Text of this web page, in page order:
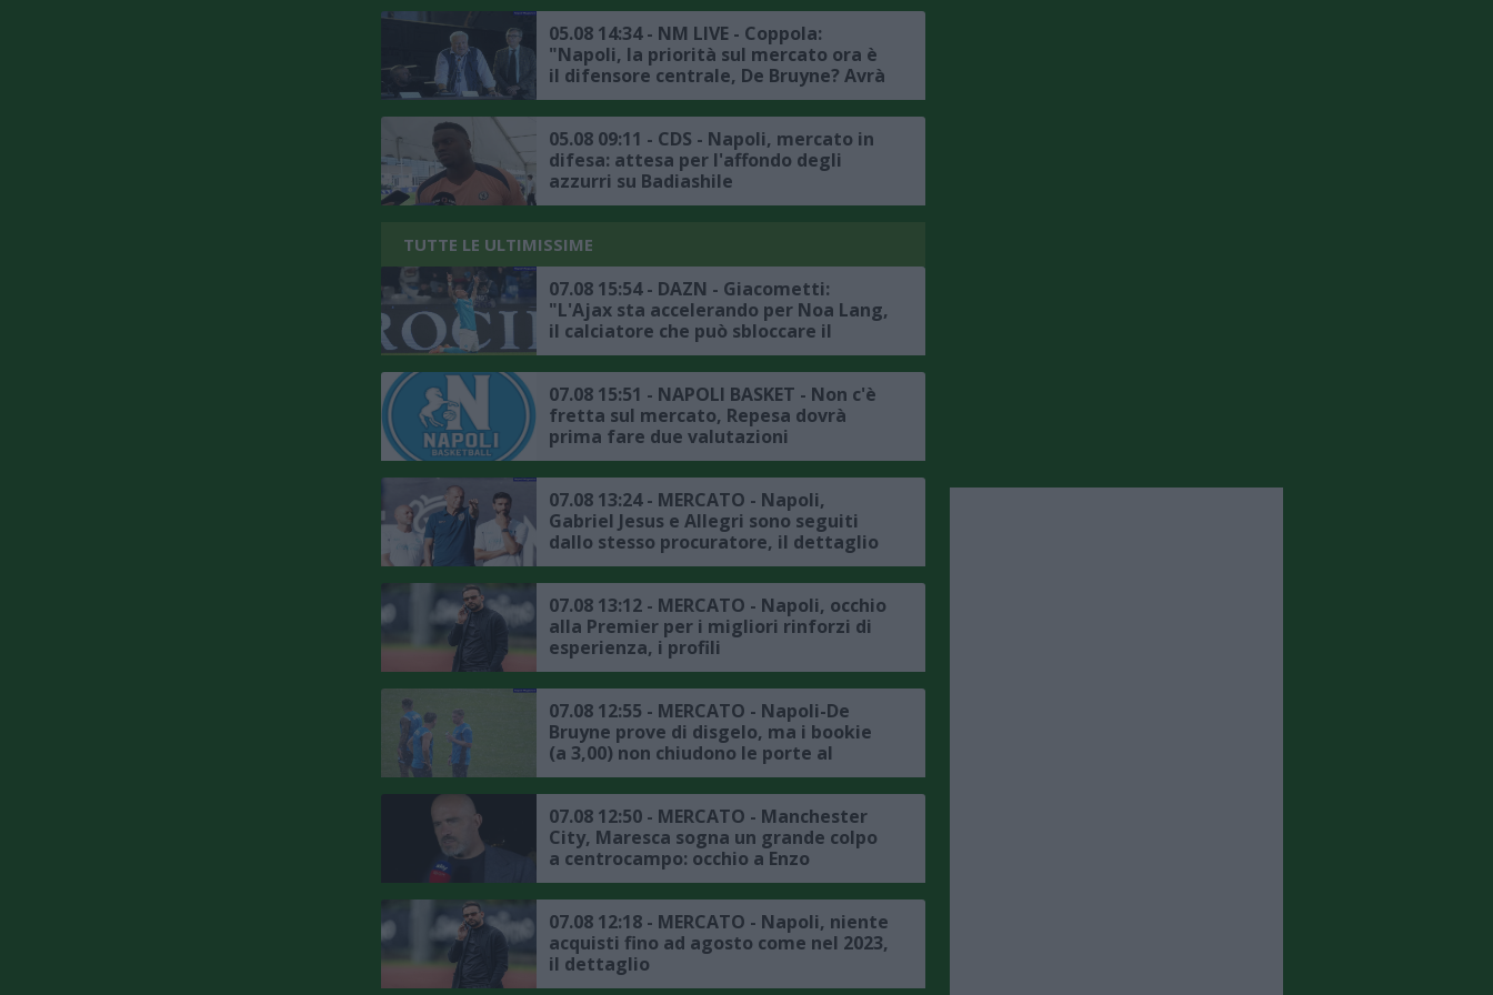
mercato"
05.08 14:34 - NM LIVE - Coppola:
"Napoli, la priorità sul mercato ora è
il difensore centrale, De Bruyne? Avrà
avuto delle rassicurazioni da Allegri"
05.08 09:11 - CDS - Napoli, mercato in
difesa: attesa per l'affondo degli
azzurri su Badiashile
TUTTE LE ULTIMISSIME
07.08 15:54 - DAZN - Giacometti:
"L'Ajax sta accelerando per Noa Lang,
il calciatore che può sbloccare il
mercato del Napoli è Lukaku"
07.08 15:51 - NAPOLI BASKET - Non c'è
fretta sul mercato, Repesa dovrà
prima fare due valutazioni
07.08 13:24 - MERCATO - Napoli,
Gabriel Jesus e Allegri sono seguiti
dallo stesso procuratore, il dettaglio
07.08 13:12 - MERCATO - Napoli, occhio
alla Premier per i migliori rinforzi di
esperienza, i profili
07.08 12:55 - MERCATO - Napoli-De
Bruyne prove di disgelo, ma i bookie
(a 3,00) non chiudono le porte al
trasferimento
07.08 12:50 - MERCATO - Manchester
City, Maresca sogna un grande colpo
a centrocampo: occhio a Enzo
Fernandez
07.08 12:18 - MERCATO - Napoli, niente
acquisti fino ad agosto come nel 2023,
il dettaglio